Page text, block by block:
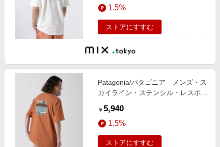
1.5%
ストアにすすむ
Patagonia/パタゴニア メンズ・ス
カイライン・ステンシル・レスポン
￥ 5,940
1.5%
ストアにすすむ